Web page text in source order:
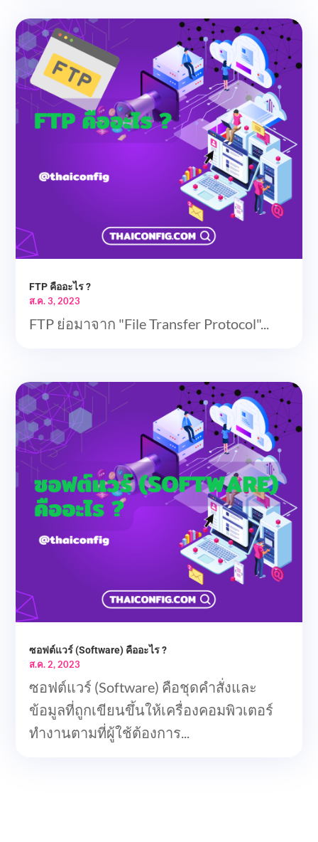
FTP คืออะไร ?
ส.ค. 3, 2023
FTP ย่อมาจาก "File Transfer Protocol"...
ซอฟต์แวร์ (Software) คืออะไร ?
ส.ค. 2, 2023
ซอฟต์แวร์ (Software) คือชุดคำสั่งและ
ข้อมูลที่ถูกเขียนขึ้นให้เครื่องคอมพิวเตอร์
ทำงานตามที่ผู้ใช้ต้องการ...